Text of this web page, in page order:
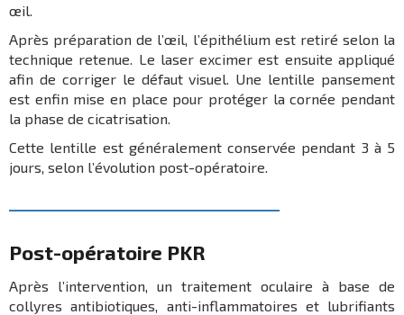
œil.
Après préparation de l’œil, l’épithélium est retiré selon la
technique retenue. Le laser excimer est ensuite appliqué
afin de corriger le défaut visuel. Une lentille pansement
est enfin mise en place pour protéger la cornée pendant
la phase de cicatrisation.
Cette lentille est généralement conservée pendant 3 à 5
jours, selon l’évolution post-opératoire.
Post-opératoire PKR
Après l’intervention, un traitement oculaire à base de
collyres antibiotiques, anti-inflammatoires et lubrifiants